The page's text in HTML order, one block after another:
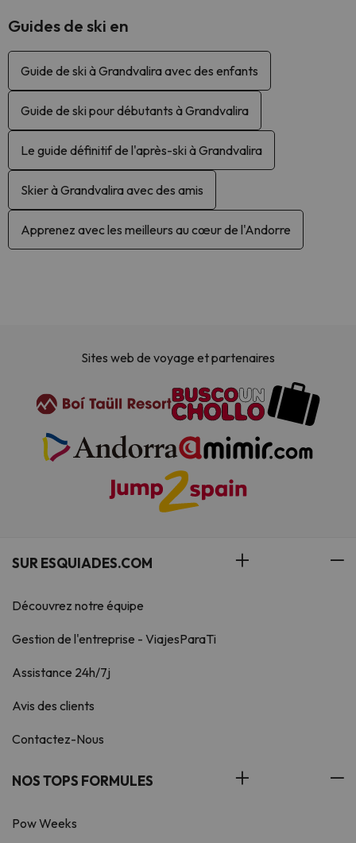
Guides de ski en
Guide de ski à Grandvalira avec des enfants
Guide de ski pour débutants à Grandvalira
Le guide définitif de l'après-ski à Grandvalira
Skier à Grandvalira avec des amis
Apprenez avec les meilleurs au cœur de l'Andorre
Sites web de voyage et partenaires
SUR ESQUIADES.COM
Découvrez notre équipe
Gestion de l'entreprise - ViajesParaTi
Assistance 24h/7j
Avis des clients
Contactez-Nous
NOS TOPS FORMULES
Pow Weeks